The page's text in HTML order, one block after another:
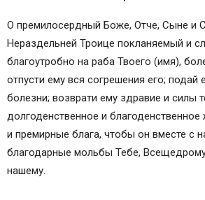
О премилосердный Боже, Отче, Сыне и
Нераздельней Троице покланяемый и
благоутробно на раба Твоего (имя),
отпусти ему вся согрешения его; подай
болезни; возврати ему здравие и силы
долгоденственное и
и премирные блага, чтобы он вместе с
благодарные мольбы Тебе,
нашему.